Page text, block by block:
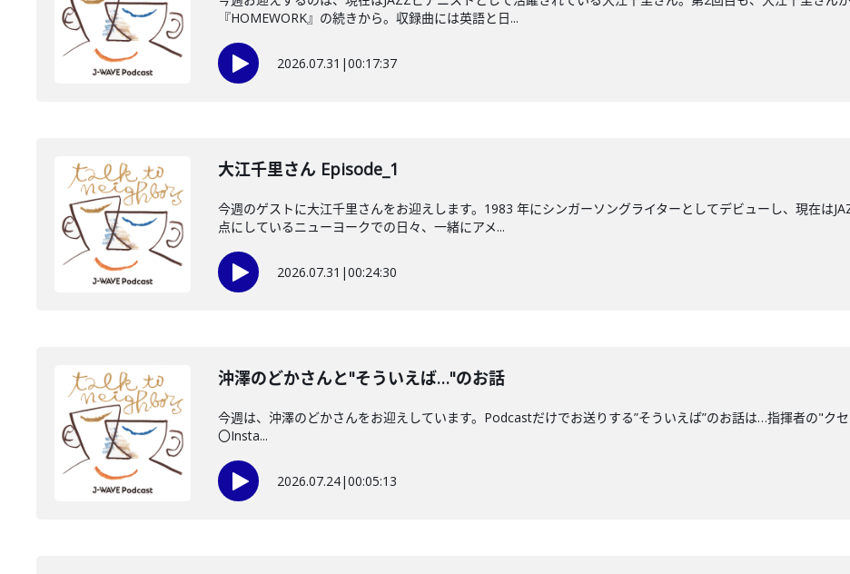
『HOMEWORK』の続きから。収録曲には英語と日...
2026.07.31 |00:17:37
大江千里さん Episode_1
今週のゲストに大江千里さんをお迎えします。1983 年にシンガーソングライターとしてデビューし、現在は
点にしているニューヨークでの日々、一緒にアメ...
2026.07.31 |00:24:30
沖澤のどかさんと"そういえば…"のお話
今週は、沖澤のどかさんをお迎えしています。Podcastだけでお送りする”そういえば”のお話は…指揮者の"
〇Insta...
2026.07.24|00:05:13